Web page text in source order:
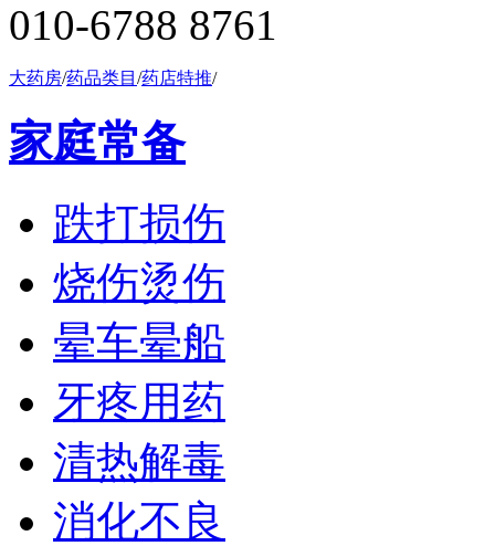
010-6788 8761
大药房/药品类目 /药店特推/
家庭常备
跌打损伤
烧伤烫伤
晕车晕船
牙疼用药
清热解毒
消化不良